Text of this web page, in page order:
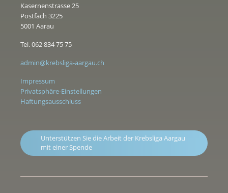
Kasernenstrasse 25
Postfach 3225
5001 Aarau
Tel. 062 834 75 75
admin@krebsliga-aargau.ch
Impressum
Privatsphäre-Einstellungen
Haftungsausschluss
Unterstützen Sie die Arbeit der Krebsliga Aargau
mit einer Spende